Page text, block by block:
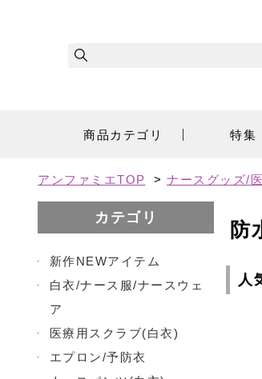
商品カテゴリ 特集
アンファミエTOP > ナースグッズ/
カテゴリ
・
新作NEWアイテム
・
白衣/ナース服/ナースウェ
ア
・
医療用スクラブ(白衣)
・
エプロン/予防衣
防
人